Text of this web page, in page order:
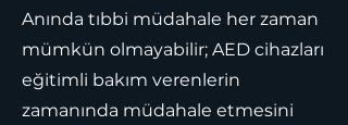
Anında tıbbi müdahale her zaman
mümkün olmayabilir; AED cihazları
eğitimli bakım verenlerin
zamanında müdahale etmesini